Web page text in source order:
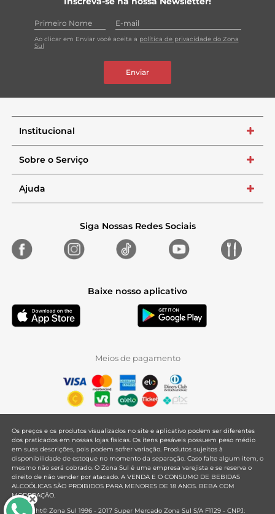
Ao clicar em Enviar você aceita a política de privacidade do Zona
Sul
Enviar
Institucional +
Sobre o Serviço +
Ajuda +
Siga Nossas Redes Sociais
Baixe nosso aplicativo
Meios de pagamento
Os preços e os produtos visualizados no site e aplicativo podem ser diferentes
dos praticados em nossas lojas físicas. Os itens pesáveis possuem peso médio
em suas descrições, pois podem sofrer variação. Produtos sujeitos à
disponibilidade de estoque no momento da separação. Caso falte algum item, o
mesmo não será cobrado. O Zona Sul é uma empresa varejista e se reserva o
direito de não vender por atacado. A VENDA E O CONSUMO DE BEBIDAS
ALCOÓLICAS SÃO PROIBIDOS PARA MENORES DE 18 ANOS. BEBA COM
MODERAÇÃO.
Copyright© Zona Sul 1996 - 2017 Super Mercado Zona Sul S/A F1129 - CNPJ: